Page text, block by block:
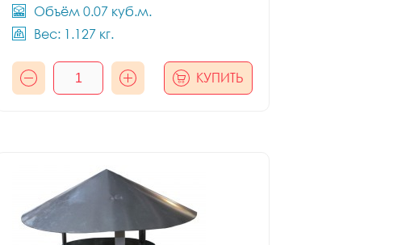
Объём 0.07 куб.м.
Вес: 1.127 кг.
КУПИТЬ